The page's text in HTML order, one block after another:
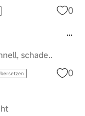
0
schade..
0